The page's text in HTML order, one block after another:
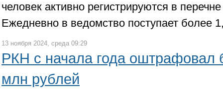
человек активно регистрируются в
Ежедневно в ведомство поступает более
13 ноября 2024, среда 09:29
РКН с начала года оштрафовал
млн рублей